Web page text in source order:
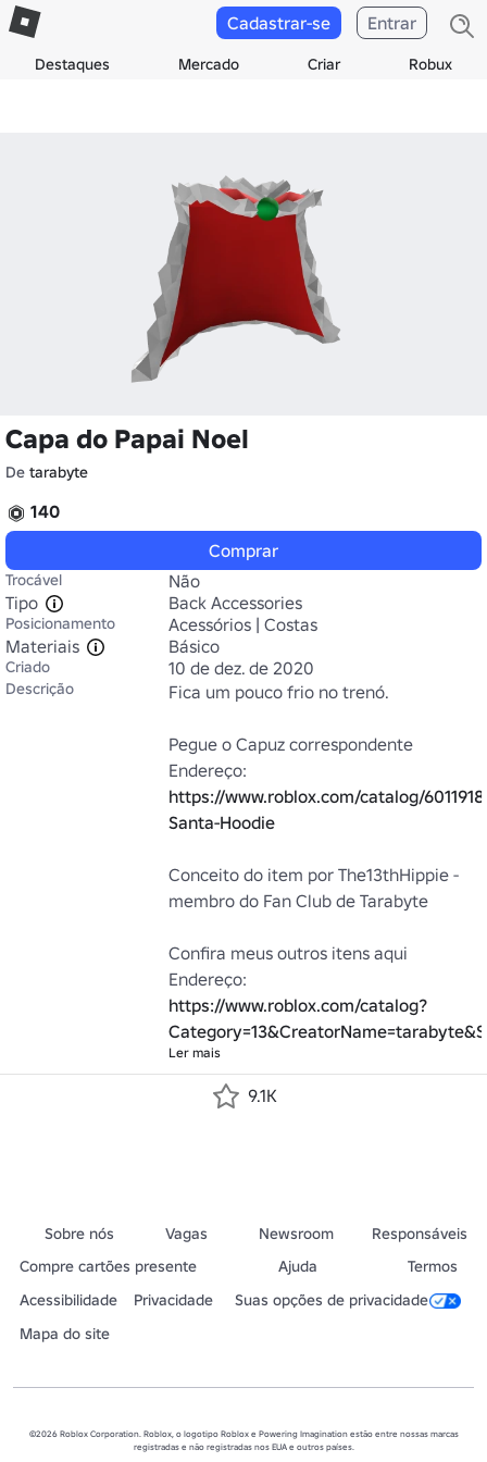
Destaques Mercado Criar Robux
Cadastrar-se Entrar
Capa do Papai Noel
De tarabyte
140
Comprar
Trocável
Não
Tipo
Back Accessories
Posicionamento
Acessórios | Costas
Materiais
Básico
Criado 10 de dez. de 2020
Descrição Fica um pouco frio no trenó.
Pegue o Capuz correspondente
https://www.roblox.com/catalog/
Santa-Hoodie
Conceito do item por The13thHippie -
membro do Fan Club de Tarabyte
Confira meus outros itens aqui
https://www.roblox.com/catalog?
Ler mais
9.1K
Sobre nós Vagas Newsroom
Responsáveis
Compre cartões presente
Ajuda
Termos
Acessibilidade
Privacidade
Suas opções de privacidade
Mapa do site
©2026 Roblox Corporation. Roblox, o logotipo Roblox e Powering Imagination estão entre nossas marcas
registradas e não registradas nos EUA e outros países.